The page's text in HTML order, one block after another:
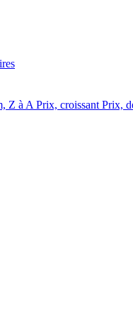
Z à A Prix, croissant Prix,